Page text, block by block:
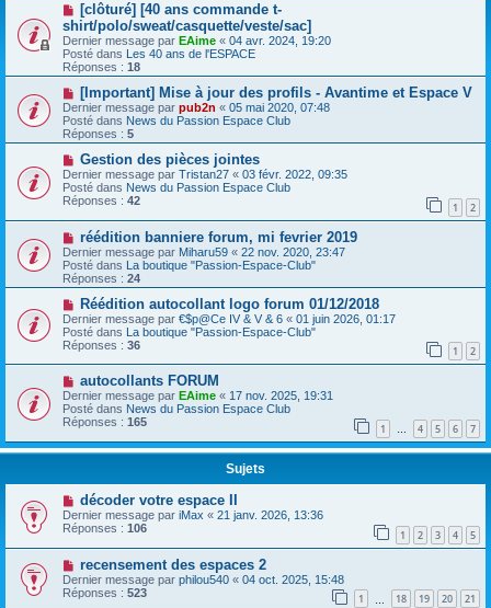
[clôturé] [40 ans commande t-
shirt/polo/sweat/casquette/veste/sac]
Dernier message par EAime « 04 avr. 2024, 19:20
Posté dans Les 40 ans de l'ESPACE
Réponses : 18
[Important] Mise à jour des profils - Avantime et Espace V
Dernier message par pub2n « 05 mai 2020, 07:48
Posté dans News du Passion Espace Club
Réponses : 5
Gestion des pièces jointes
Dernier message par Tristan27 « 03 févr. 2022, 09:35
Posté dans News du Passion Espace Club
Réponses : 42 1 2
réédition banniere forum, mi fevrier 2019
Dernier message par Miharu59 « 22 nov. 2020, 23:47
Posté dans La boutique "Passion-Espace-Club"
Réponses : 24
Réédition autocollant logo forum 01/12/2018
Dernier message par €$p@Ce IV & V & 6 « 01 juin 2026, 01:17
Posté dans La boutique "Passion-Espace-Club"
Réponses : 36 1 2
autocollants FORUM
Dernier message par EAime « 17 nov. 2025, 19:31
Posté dans News du Passion Espace Club
Réponses : 165 1 … 4 5 6 7
Sujets
décoder votre espace II
Dernier message par iMax « 21 janv. 2026, 13:36
Réponses : 106 1 2 3 4 5
recensement des espaces 2
Dernier message par philou540 « 04 oct. 2025, 15:48
Réponses : 523 1 18 19 20 21